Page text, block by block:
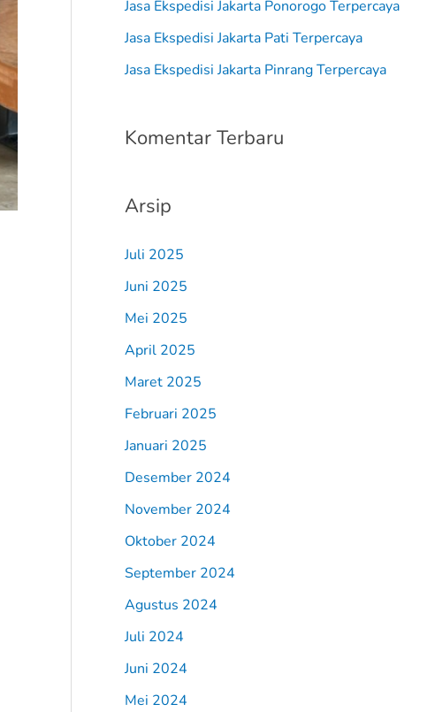
Jasa Ekspedisi Jakarta Ponorogo Terpercaya
Jasa Ekspedisi Jakarta Pati Terpercaya
Jasa Ekspedisi Jakarta Pinrang Terpercaya
Komentar Terbaru
Arsip
Juli 2025
Juni 2025
Mei 2025
April 2025
Maret 2025
Februari 2025
Januari 2025
Desember 2024
November 2024
Oktober 2024
September 2024
Agustus 2024
Juli 2024
Juni 2024
Mei 2024